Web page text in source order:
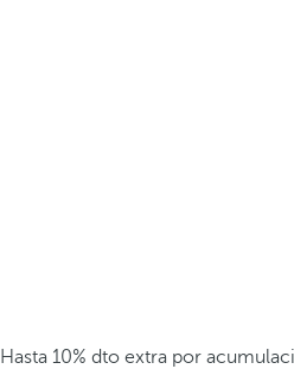
Hasta 10% dto extra por